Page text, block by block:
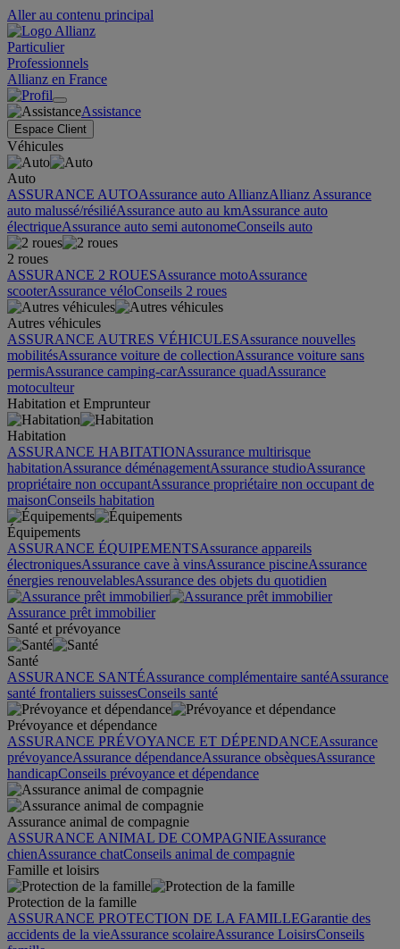
Aller au contenu principal
Particulier
Professionnels
Allianz en France
Assistance
Espace Client
Véhicules
Auto
ASSURANCE AUTOAssurance auto AllianzAllianz Assurance
auto malussé/résiliéAssurance auto au kmAssurance auto
électriqueAssurance auto semi autonomeConseils auto
2 roues
ASSURANCE 2 ROUESAssurance motoAssurance
scooterAssurance véloConseils 2 roues
Autres véhicules
ASSURANCE AUTRES VÉHICULESAssurance nouvelles
mobilitésAssurance voiture de collectionAssurance voiture sans
permisAssurance camping-carAssurance quadAssurance
motoculteur
Habitation et Emprunteur
Habitation
ASSURANCE HABITATIONAssurance multirisque
habitationAssurance déménagementAssurance studioAssurance
propriétaire non occupantAssurance propriétaire non occupant de
maisonConseils habitation
Équipements
ASSURANCE ÉQUIPEMENTSAssurance appareils
électroniquesAssurance cave à vinsAssurance piscineAssurance
énergies renouvelablesAssurance des objets du quotidien
Assurance prêt immobilier
Santé et prévoyance
Santé
ASSURANCE SANTÉAssurance complémentaire santéAssurance
santé frontaliers suissesConseils santé
Prévoyance et dépendance
ASSURANCE PRÉVOYANCE ET DÉPENDANCEAssurance
prévoyanceAssurance dépendanceAssurance obsèquesAssurance
handicapConseils prévoyance et dépendance
Assurance animal de compagnie
ASSURANCE ANIMAL DE COMPAGNIEAssurance
chienAssurance chatConseils animal de compagnie
Famille et loisirs
Protection de la famille
ASSURANCE PROTECTION DE LA FAMILLEGarantie des
accidents de la vieAssurance scolaireAssurance LoisirsConseils